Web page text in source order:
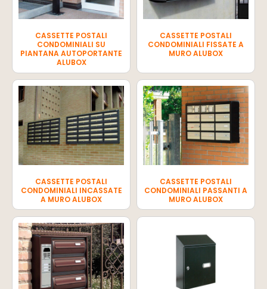
CASSETTE POSTALI
CONDOMINIALI SU
PIANTANA AUTOPORTANTE
ALUBOX
CASSETTE POSTALI
CONDOMINIALI FISSATE A
MURO ALUBOX
CASSETTE POSTALI
CONDOMINIALI INCASSATE
A MURO ALUBOX
CASSETTE POSTALI
CONDOMINIALI PASSANTI A
MURO ALUBOX